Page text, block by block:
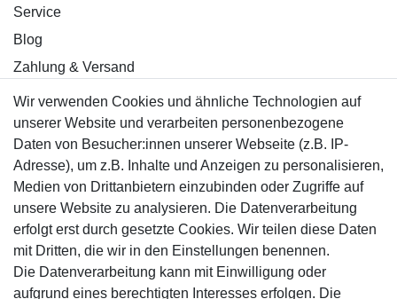
Service
Blog
Zahlung & Versand
Sicher einkaufen
Mitglied
Wir verwenden Cookies und ähnliche Technologien auf
unserer Website und verarbeiten personenbezogene
Daten von Besucher:innen unserer Webseite (z.B. IP-
Adresse), um z.B. Inhalte und Anzeigen zu personalisieren,
Medien von Drittanbietern einzubinden oder Zugriffe auf
unsere Website zu analysieren. Die Datenverarbeitung
erfolgt erst durch gesetzte Cookies. Wir teilen diese Daten
mit Dritten, die wir in den Einstellungen benennen.
Die Datenverarbeitung kann mit Einwilligung oder
aufgrund eines berechtigten Interesses erfolgen. Die